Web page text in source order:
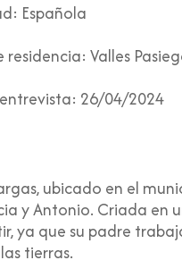
Española
residencia: Valles
26/04/2024
ubicado en el
y Antonio. Criada en
ya que su padre
tierras.